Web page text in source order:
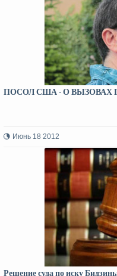
ПОСОЛ США - О ВЫЗОВАХ
Июнь 18 2012
Решение суда по иску